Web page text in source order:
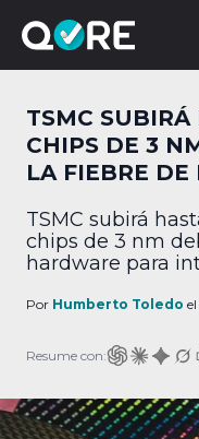
TSMC SUBIRÁ
CHIPS DE 3
LA FIEBRE DE
TSMC subirá
chips de 3 nm
hardware para
Por Humberto Toledo
Resume con: